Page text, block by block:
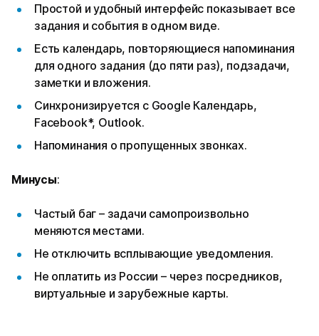
Простой и удобный интерфейс показывает все
задания и события в одном виде.
Есть календарь, повторяющиеся напоминания
для одного задания (до пяти раз), подзадачи,
заметки и вложения.
Синхронизируется с Google Календарь,
Facebook*, Outlook.
Напоминания о пропущенных звонках.
Минусы:
Частый баг – задачи самопроизвольно
меняются местами.
Не отключить всплывающие уведомления.
Не оплатить из России – через посредников,
виртуальные и зарубежные карты.